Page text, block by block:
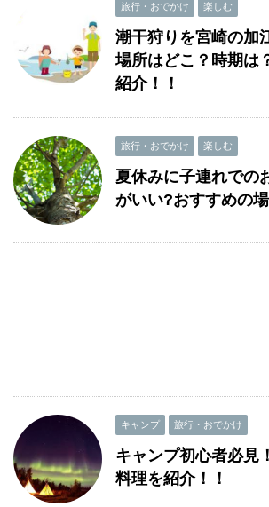
旅行・おでかけ 楽しむ
潮干狩りを宮崎の加
場所はどこ？時期は
紹介！！
旅行・おでかけ 楽しむ
夏休みに子連れでの
がいい?おすすめの
キャンプ 旅行・おでかけ
キャンプ初心者必見
料理を紹介！！